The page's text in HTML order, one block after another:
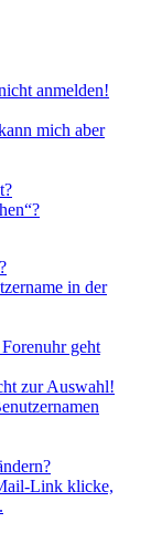
anmelden!
mich aber
in der
geht
zur Auswahl!
Link klicke,